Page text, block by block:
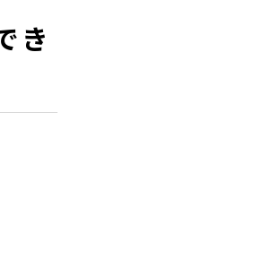
き